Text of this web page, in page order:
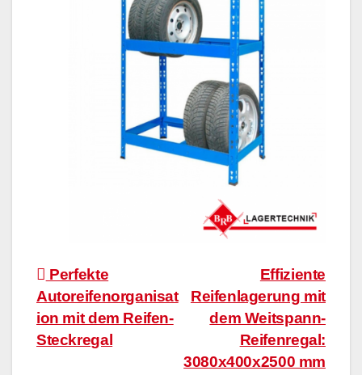
BeitragsnavigationEffiziente
Reifenlagerung mit
dem Weitspann-
Reifenregal:
3080x400x2500 mm
Perfekte
Autoreifenorganisat
ion mit dem Reifen-
Steckregal